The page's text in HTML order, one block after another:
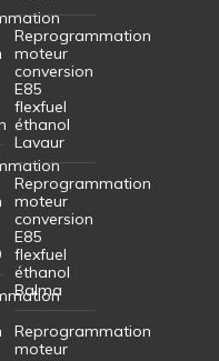
Reprogrammation
moteur
conversion
E85
flexfuel
éthanol
Lavaur
Reprogrammation
moteur
conversion
E85
flexfuel
éthanol
Balma
Reprogrammation
moteur